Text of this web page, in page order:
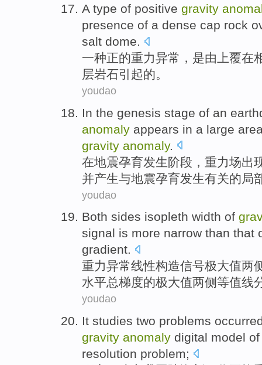
Atype of positive gravity
presence of a dense cap rock
salt dome.
一种正的重力异常 ，是由 上覆在
层岩石引起的。
youdao
In the genesis stage of an
anomaly appears in a large
gravity anomaly.
在地震孕育发生阶段 ，重力场出
并产生与地震孕育发生有关的局
youdao
Both sides isopleth width of
signal is more narrow than that
gradient.
重力异常线性构造信号极大值两
水平总梯度的极大值两侧等值线
youdao
It studies two problems
gravity anomaly digital model of
resolution problem;